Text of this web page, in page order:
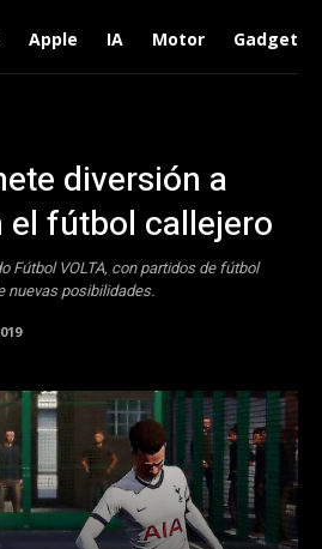
Apple IA Motor Gadgets
diversión a
el fútbol callejero
Fútbol VOLTA, con partidos de fútbol
nuevas posibilidades.